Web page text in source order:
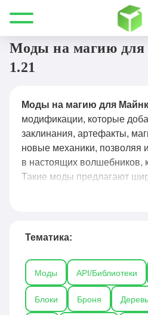
Все для Minecraft Магия
Моды на магию
1.21
Моды на магию для
модификации, которые
заклинания, артефакты,
новые механики, позволяя
в настоящих волшебников,
Такие моды предлагают
похожим на фэнтезийную
Witchery, Botania и
добавляют уникальные
новые биомы, мобы и
делая мир Майнкрафта
Тематика:
Моды API/Библиотеки
Блоки Броня